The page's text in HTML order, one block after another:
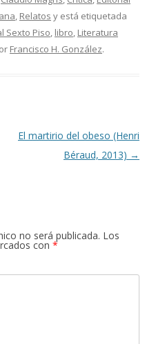
, Relatos y está etiquetada
Sexto Piso, libro, Literatura
Francisco H. González.
El martirio del obeso (Henri
Béraud, 2013) →
no será publicada. Los
con *